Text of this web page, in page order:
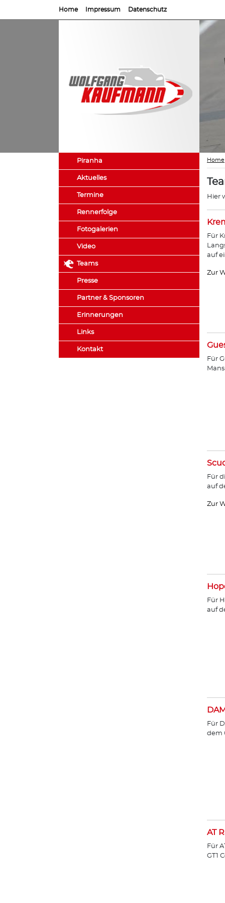
Home Impressum Datenschutz
Piranha
Aktuelles
Termine
Rennerfolge
Fotogalerien
Video
Teams
Presse
Partner & Sponsoren
Erinnerungen
Links
Kontakt
Home
Hier
Für
auf
Zur
Für
Für
auf
Zur
Für
auf
Für
dem
AT
Für
GT1